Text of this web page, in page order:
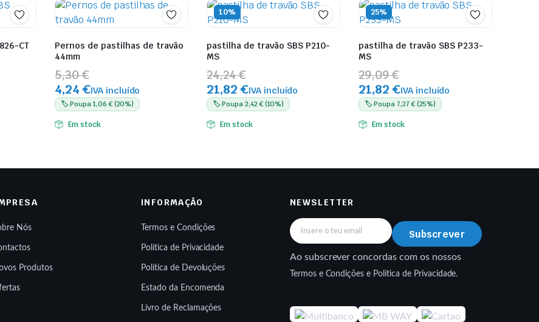
CT
Pernos de pastilhas de travão
44mm
5,30 €
4,24 €IVA incluído
🏷️ Poupa 1,06 € (20%)
Em stock
10%
pastilha de travão SBS P210-
MS
24,24 €
21,82 €IVA incluído
🏷️ Poupa 2,42 € (10%)
Em stock
25%
pastilha de travão SBS P233-
MS
29,09 €
21,82 €IVA incluído
🏷️ Poupa 7,27 € (25%)
Em stock
Nós
Produtos
INFORMAÇÃO
Termos e Condições
Política de Privacidade
Política de Devoluções
Estado da Encomenda
Livro de Reclamações
NEWSLETTER
Subscrever
Ao subscrever concordas com os nossos
Termos e Condições e Política de Privacidade.